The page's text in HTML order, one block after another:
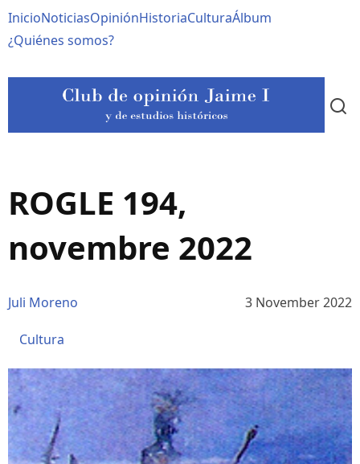
al
contenido
Navegación
principal
InicioNoticiasOpiniónHistoriaCulturaÁlbum
¿Quiénes somos?
ROGLE 194,
novembre 2022
Juli Moreno 3 November 2022
Cultura